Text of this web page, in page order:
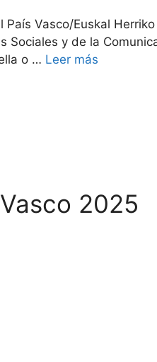
Vasco/Euskal
y de la
o … Leer más
2025